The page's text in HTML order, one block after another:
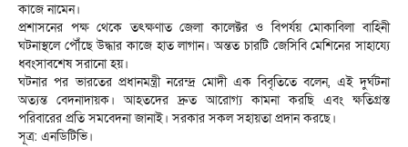
কাজে নামেন।
প্রশাসনের পক্ষ থেকে তৎক্ষণাত জেলা কালেক্টর ও বিপর্যয় মোকাবিলা বাহিনী
ঘটনাস্থলে পৌঁছে উদ্ধার কাজে হাত লাগান। অন্তত চারটি জেসিবি মেশিনের সাহায্যে
ধ্বংসাবশেষ সরানো হয়।
ঘটনার পর ভারতের প্রধানমন্ত্রী নরেন্দ্র মোদী এক বিবৃতিতে বলেন, এই দুর্ঘটনা
অত্যন্ত বেদনাদায়ক। আহতদের দ্রুত আরোগ্য কামনা করছি এবং ক্ষতিগ্রস্ত
পরিবারের প্রতি সমবেদনা জানাই। সরকার সকল সহায়তা প্রদান করছে।
সূত্র: এনডিটিভি।